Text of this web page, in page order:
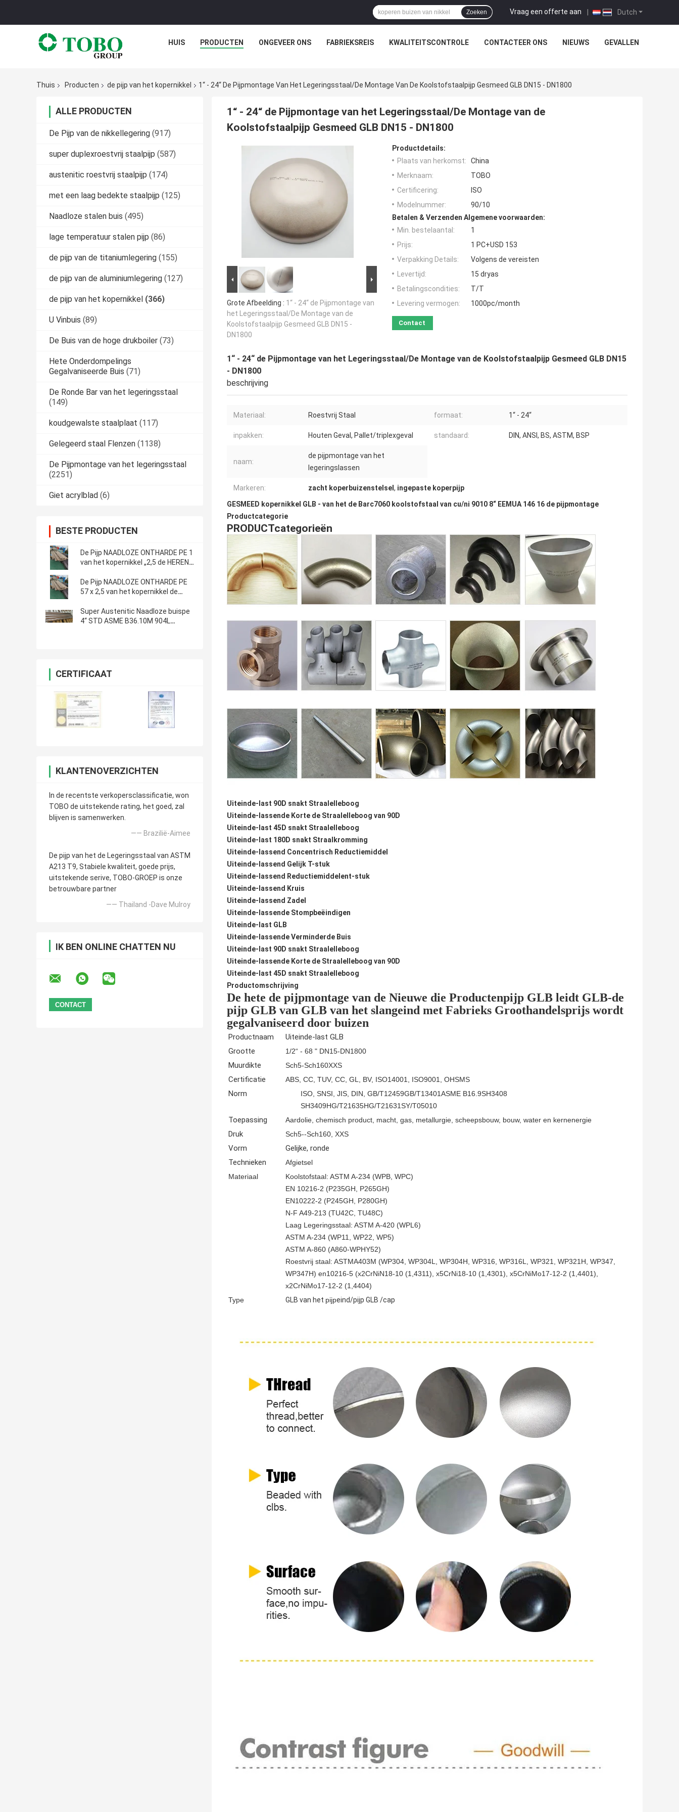
Dutch
Vraag een offerte aan |
Zoeken
HUIS PRODUCTEN ONGEVEER ONS FABRIEKSREIS KWALITEITSCONTROLE CONTACTEER ONS NIEUWS GEVALLEN
Thuis Producten de pijp van het kopernikkel 1“ - 24“ De Pijpmontage Van Het Legeringsstaal/De Montage Van De Koolstofstaalpijp Gesmeed GLB DN15 - DN1800
ALLE PRODUCTEN
De Pijp van de nikkellegering (917)
super duplexroestvrij staalpijp (587)
austenitic roestvrij staalpijp (174)
met een laag bedekte staalpijp (125)
Naadloze stalen buis (495)
lage temperatuur stalen pijp (86)
de pijp van de titaniumlegering (155)
de pijp van de aluminiumlegering (127)
de pijp van het kopernikkel (366)
U Vinbuis (89)
De Buis van de hoge drukboiler (73)
Hete Onderdompelings
Gegalvaniseerde Buis (71)
De Ronde Bar van het legeringsstaal
(149)
koudgewalste staalplaat (117)
Gelegeerd staal Flenzen (1138)
De Pijpmontage van het legeringsstaal
(2251)
Giet acrylblad (6)
BESTE PRODUCTEN
De Pijp NAADLOZE ONTHARDE PE 1
van het kopernikkel „2,5 de HEREN
Pijp
De Pijp NAADLOZE ONTHARDE PE
57 x 2,5 van het kopernikkel de
CN102 Pijp
Super Austenitic Naadloze buispe
4“ STD ASME B36.10M 904L
CERTIFICAAT
KLANTENOVERZICHTEN
In de recentste verkopersclassificatie, won
TOBO de uitstekende rating, het goed, zal
blijven is samenwerken.
—— Brazilië-Aimee
De pijp van het de Legeringsstaal van ASTM
A213 T9, Stabiele kwaliteit, goede prijs,
uitstekende serive, TOBO-GROEP is onze
betrouwbare partner
—— Thailand -Dave Mulroy
IK BEN ONLINE CHATTEN NU
1“ - 24“ de Pijpmontage van het Legeringsstaal/De Montage van de
Koolstofstaalpijp Gesmeed GLB DN15 - DN1800
Grote Afbeelding : 1“ - 24“ de Pijpmontage van
het Legeringsstaal/De Montage van de
Koolstofstaalpijp Gesmeed GLB DN15 -
DN1800
Productdetails:
Plaats van herkomst:
China
Merknaam:
TOBO
Certificering:
ISO
Modelnummer:
90/10
Betalen & Verzenden Algemene voorwaarden:
Min. bestelaantal:
1
Prijs:
1 PC+USD 153
Verpakking Details:
Volgens de vereisten
Levertijd:
15 dryas
Betalingscondities:
T/T
Levering vermogen:
1000pc/month
Contact
1“ - 24“ de Pijpmontage van het Legeringsstaal/De Montage van de Koolstofstaalpijp Gesmeed GLB DN15
- DN1800
beschrijving
Materiaal: Roestvrij Staal formaat: 1“ - 24“
inpakken: Houten Geval, Pallet/triplexgeval standaard: DIN, ANSI, BS, ASTM, BSP
naam:
de pijpmontage van het
legeringslassen
Markeren: zacht koperbuizenstelsel , ingepaste koperpijp
GESMEED kopernikkel GLB - van het de Barc7060 koolstofstaal van cu/ni 9010 8“ EEMUA 146 16 de pijpmontage
Productcategorie
PRODUCTcategorieën
Uiteinde-last 90D snakt Straalelleboog
Uiteinde-lassende Korte de Straalelleboog van 90D
Uiteinde-last 45D snakt Straalelleboog
Uiteinde-last 180D snakt Straalkromming
Uiteinde-lassend Concentrisch Reductiemiddel
Uiteinde-lassend Gelijk T-stuk
Uiteinde-lassend Reductiemiddelent-stuk
Uiteinde-lassend Kruis
Uiteinde-lassend Zadel
Uiteinde-lassende Stompbeëindigen
Uiteinde-last GLB
Uiteinde-lassende Verminderde Buis
Uiteinde-last 90D snakt Straalelleboog
Uiteinde-lassende Korte de Straalelleboog van 90D
Uiteinde-last 45D snakt Straalelleboog
Productomschrijving
De hete de pijpmontage van de Nieuwe die Productenpijp GLB leidt GLB-de
pijp GLB van GLB van het slangeind met Fabrieks Groothandelsprijs wordt
gegalvaniseerd door buizen
Productnaam
Uiteinde-last GLB
Grootte
1/2“ - 68 " DN15-DN1800
Muurdikte Sch5-Sch160XXS
Certificatie ABS, CC, TUV, CC, GL, BV, ISO14001, ISO9001, OHSMS
Norm
ISO, SNSI, JIS, DIN, GB/T12459GB/T13401ASME B16.9SH3408
SH3409HG/T21635HG/T21631SY/T05010
Toepassing Aardolie, chemisch product, macht, gas, metallurgie, scheepsbouw, bouw, water en kernenergie
Druk Sch5--Sch160, XXS
Vorm
Gelijke, ronde
Technieken
Afgietsel
Materiaal
Koolstofstaal: ASTM A-234 (WPB, WPC)
EN 10216-2 (P235GH, P265GH)
EN10222-2 (P245GH, P280GH)
N-F A49-213 (TU42C, TU48C)
Laag Legeringsstaal: ASTM A-420 (WPL6)
ASTM A-234 (WP11, WP22, WP5)
ASTM A-860 (A860-WPHY52)
Roestvrij staal: ASTMA403M (WP304, WP304L, WP304H, WP316, WP316L, WP321, WP321H, WP347,
WP347H) en10216-5 (x2CrNiN18-10 (1,4311), x5CrNi18-10 (1,4301), x5CrNiMo17-12-2 (1,4401),
x2CrNiMo17-12-2 (1,4404)
Type
GLB van het pijpeind/pijp GLB /cap